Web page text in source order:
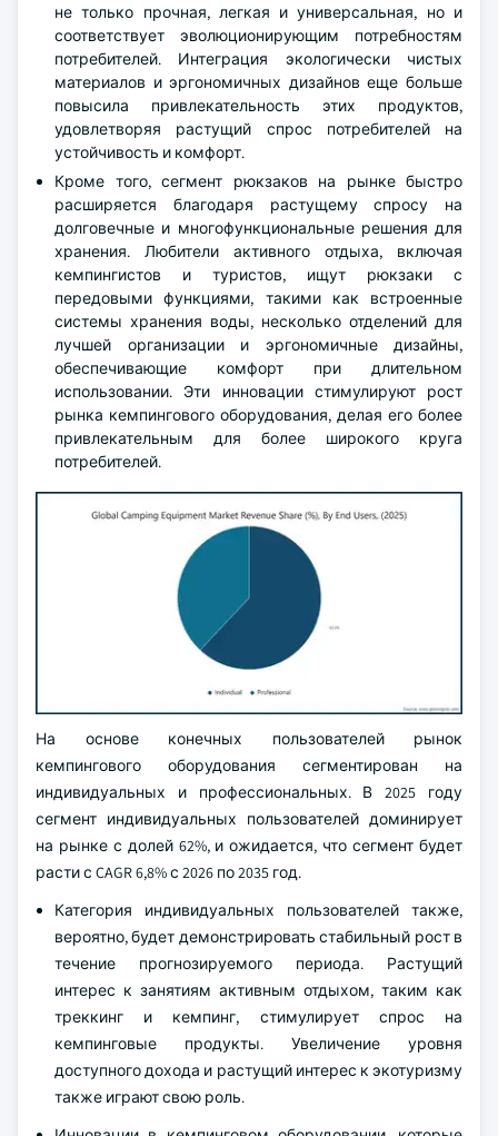
не только прочная, легкая и универсальная, но и
соответствует эволюционирующим потребностям
потребителей. Интеграция экологически чистых
материалов и эргономичных дизайнов еще больше
повысила привлекательность этих продуктов,
удовлетворяя растущий спрос потребителей на
устойчивость и комфорт.
Кроме того, сегмент рюкзаков на рынке быстро
расширяется благодаря растущему спросу на
долговечные и многофункциональные решения для
хранения. Любители активного отдыха, включая
кемпингистов и туристов, ищут рюкзаки с
передовыми функциями, такими как встроенные
системы хранения воды, несколько отделений для
лучшей организации и эргономичные дизайны,
обеспечивающие комфорт при длительном
использовании. Эти инновации стимулируют рост
рынка кемпингового оборудования, делая его более
привлекательным для более широкого круга
потребителей.
На основе конечных пользователей рынок
кемпингового оборудования сегментирован на
индивидуальных и профессиональных. В 2025 году
сегмент индивидуальных пользователей доминирует
на рынке с долей 62%, и ожидается, что сегмент будет
расти с CAGR 6,8% с 2026 по 2035 год.
Категория индивидуальных пользователей также,
вероятно, будет демонстрировать стабильный рост в
течение прогнозируемого периода. Растущий
интерес к занятиям активным отдыхом, таким как
треккинг и кемпинг, стимулирует спрос на
кемпинговые продукты. Увеличение уровня
доступного дохода и растущий интерес к экотуризму
также играют свою роль.